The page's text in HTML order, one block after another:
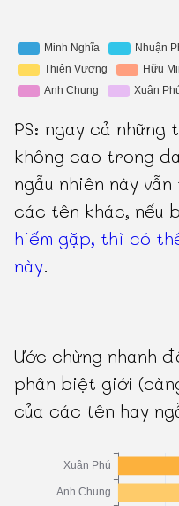
PS: ngay cả
không cao trong
ngẫu nhiên này
các tên khác, nếu
hiếm gặp, thì có
này.
-
Ước chừng nhanh
phân biệt giới
của các tên hay